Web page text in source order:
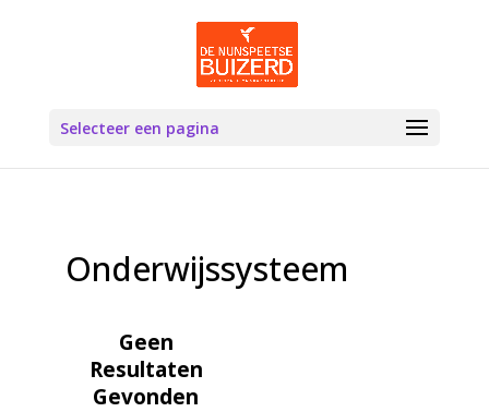
Selecteer een pagina
Onderwijssysteem
Geen
Resultaten
Gevonden